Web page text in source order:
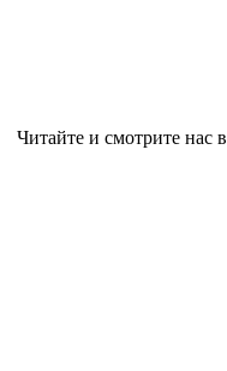
Читайте и смотрите нас в